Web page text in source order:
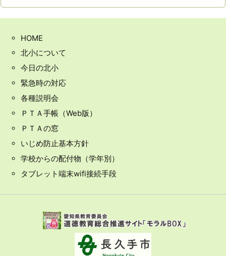
HOME
北小について
今日の北小
緊急時の対応
各種説明会
ＰＴＡ手帳（Web版）
ＰＴＡの窓
いじめ防止基本方針
学校からの配付物（学年別）
タブレット端末wifi接続手段